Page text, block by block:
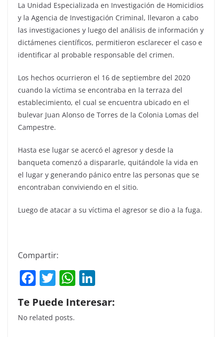
La Unidad Especializada en Investigación de Homicidios
y la Agencia de Investigación Criminal, llevaron a cabo
las investigaciones y luego del análisis de información y
dictámenes científicos, permitieron esclarecer el caso e
identificar al probable responsable del crimen.
Los hechos ocurrieron el 16 de septiembre del 2020
cuando la víctima se encontraba en la terraza del
establecimiento, el cual se encuentra ubicado en el
bulevar Juan Alonso de Torres de la Colonia Lomas del
Campestre.
Hasta ese lugar se acercó el agresor y desde la
banqueta comenzó a dispararle, quitándole la vida en
el lugar y generando pánico entre las personas que se
encontraban conviviendo en el sitio.
Luego de atacar a su víctima el agresor se dio a la fuga.
Compartir:
F
a
c
e
T
w
itt
er
W
h
at k
Te Puede Interesar:
No related posts.